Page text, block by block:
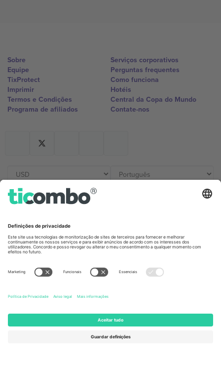
Sobre
Equipe
TixProtect
Imprimir
Termos e Condições
Programa de afiliados
Serviços corporativos
Perguntas frequentes
Como funciona
Hotéis
Central da Copa do Mundo
Contate-nos
Germany
Unter den Linden 24, 10117
Berlin, Germany
167 City Road, London, Greater
131 Continental Dr, Suite 305,